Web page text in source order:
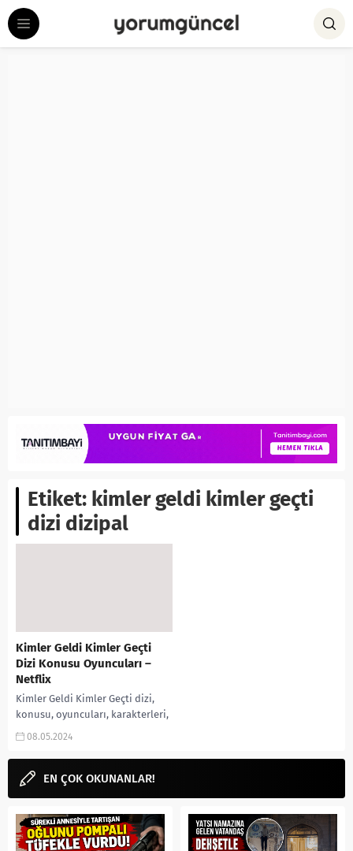
Etiket: kimler geldi kimler geçti
dizi dizipal
Kimler Geldi Kimler Geçti
Dizi Konusu Oyuncuları –
Netflix
Kimler Geldi Kimler Geçti dizi,
konusu, oyuncuları, karakterleri,
cast, Netflix, 2.sezon olacak mı,
yorumguncel.com! Dizi
hakkında...
08.05.2024
EN ÇOK OKUNANLAR!